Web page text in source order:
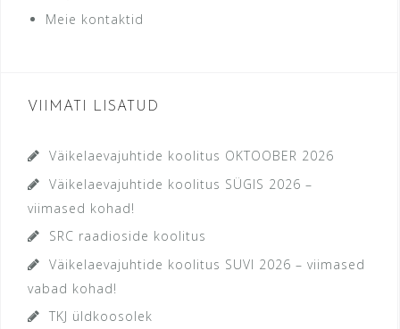
Meie kontaktid
VIIMATI LISATUD
Väikelaevajuhtide koolitus OKTOOBER 2026
Väikelaevajuhtide koolitus SÜGIS 2026 –
viimased kohad!
SRC raadioside koolitus
Väikelaevajuhtide koolitus SUVI 2026 – viimased
vabad kohad!
TKJ üldkoosolek